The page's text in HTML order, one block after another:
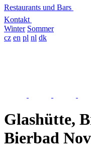
Restaurants und Bars
Kontakt
Winter Sommer
cz en pl nl dk
Glashütte,
Bierbad